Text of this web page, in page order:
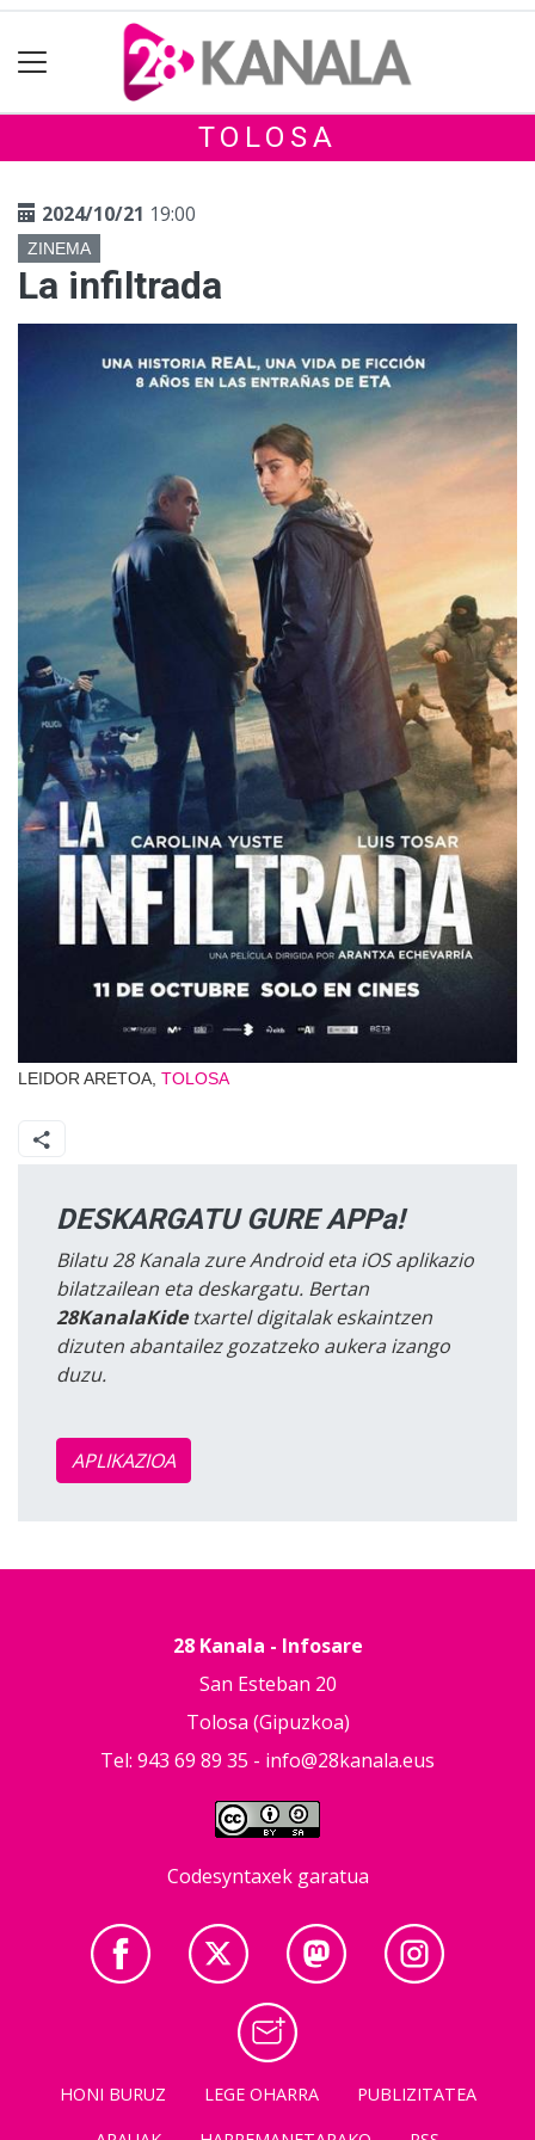
TOLOSA
2024/10/21 19:00
ZINEMA
La infiltrada
LEIDOR ARETOA, TOLOSA
DESKARGATU GURE APPa!
Bilatu 28 Kanala zure Android eta iOS aplikazio
bilatzailean eta deskargatu. Bertan
28KanalaKidetxartel digitalak eskaintzen
dizuten abantailez gozatzeko aukera izango
duzu.
APLIKAZIOA
28 Kanala - Infosare
San Esteban 20
Tolosa (Gipuzkoa)
Tel: 943 69 89 35 - info@28kanala.eus
Codesyntaxek garatua
HONI BURUZ LEGE OHARRA
PUBLIZITATEA